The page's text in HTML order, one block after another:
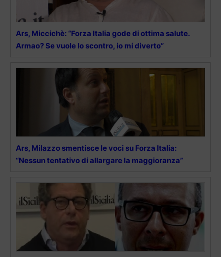
Ars, Miccichè: “Forza Italia gode di ottima salute.
Armao? Se vuole lo scontro, io mi diverto”
Ars, Milazzo smentisce le voci su Forza Italia:
“Nessun tentativo di allargare la maggioranza”